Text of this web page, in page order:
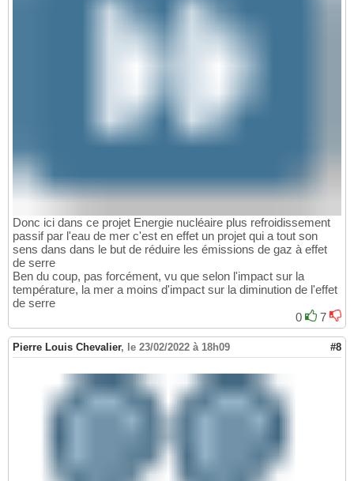
Donc ici dans ce projet Energie nucléaire plus refroidissement
passif par l'eau de mer c'est en effet un projet qui a tout son
sens dans dans le but de réduire les émissions de gaz à effet
de serre
Ben du coup, pas forcément, vu que selon l'impact sur la
température, la mer a moins d'impact sur la diminution de l'effet
de serre
0
7
Pierre Louis Chevalier, le 23/02/2022 à 18h09 #8